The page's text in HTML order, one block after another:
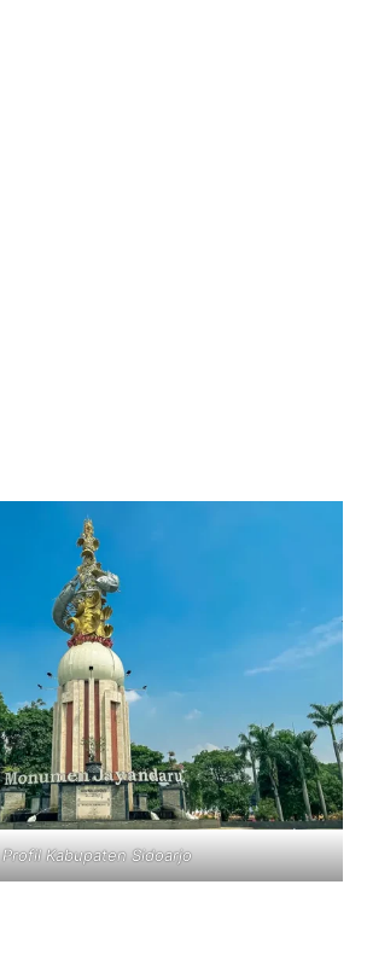
Profil Kabupaten Sidoarjo